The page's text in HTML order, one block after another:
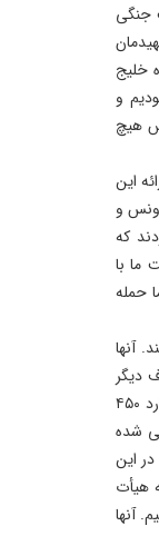
جنگی
خلیج
و
هیچ
این
ونس و
که
ما با
حمله
آنها
از طرف دیگر
عمان را در حوزه تنگه هرمز رها کرده و با ما شریک شوید. همچنین گفتند که ترامپ تأکید دارد ۴۵۰
شده
این
که هیأت
آنها